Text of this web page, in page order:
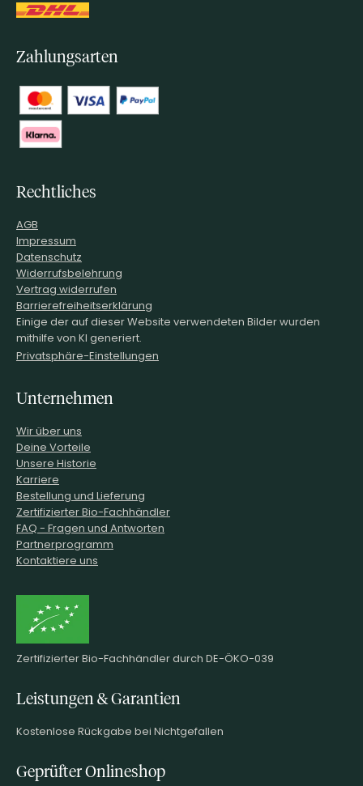
Zahlungsarten
Rechtliches
AGB
Impressum
Datenschutz
Widerrufsbelehrung
Vertrag widerrufen
Barrierefreiheitserklärung
Einige der auf dieser Website verwendeten Bilder wurden
mithilfe von KI generiert.
Privatsphäre-Einstellungen
Unternehmen
Wir über uns
Deine Vorteile
Unsere Historie
Karriere
Bestellung und Lieferung
Zertifizierter Bio-Fachhändler
FAQ - Fragen und Antworten
Partnerprogramm
Kontaktiere uns
Zertifizierter Bio-Fachhändler durch DE-ÖKO-039
Leistungen & Garantien
Kostenlose Rückgabe bei Nichtgefallen
Geprüfter Onlineshop